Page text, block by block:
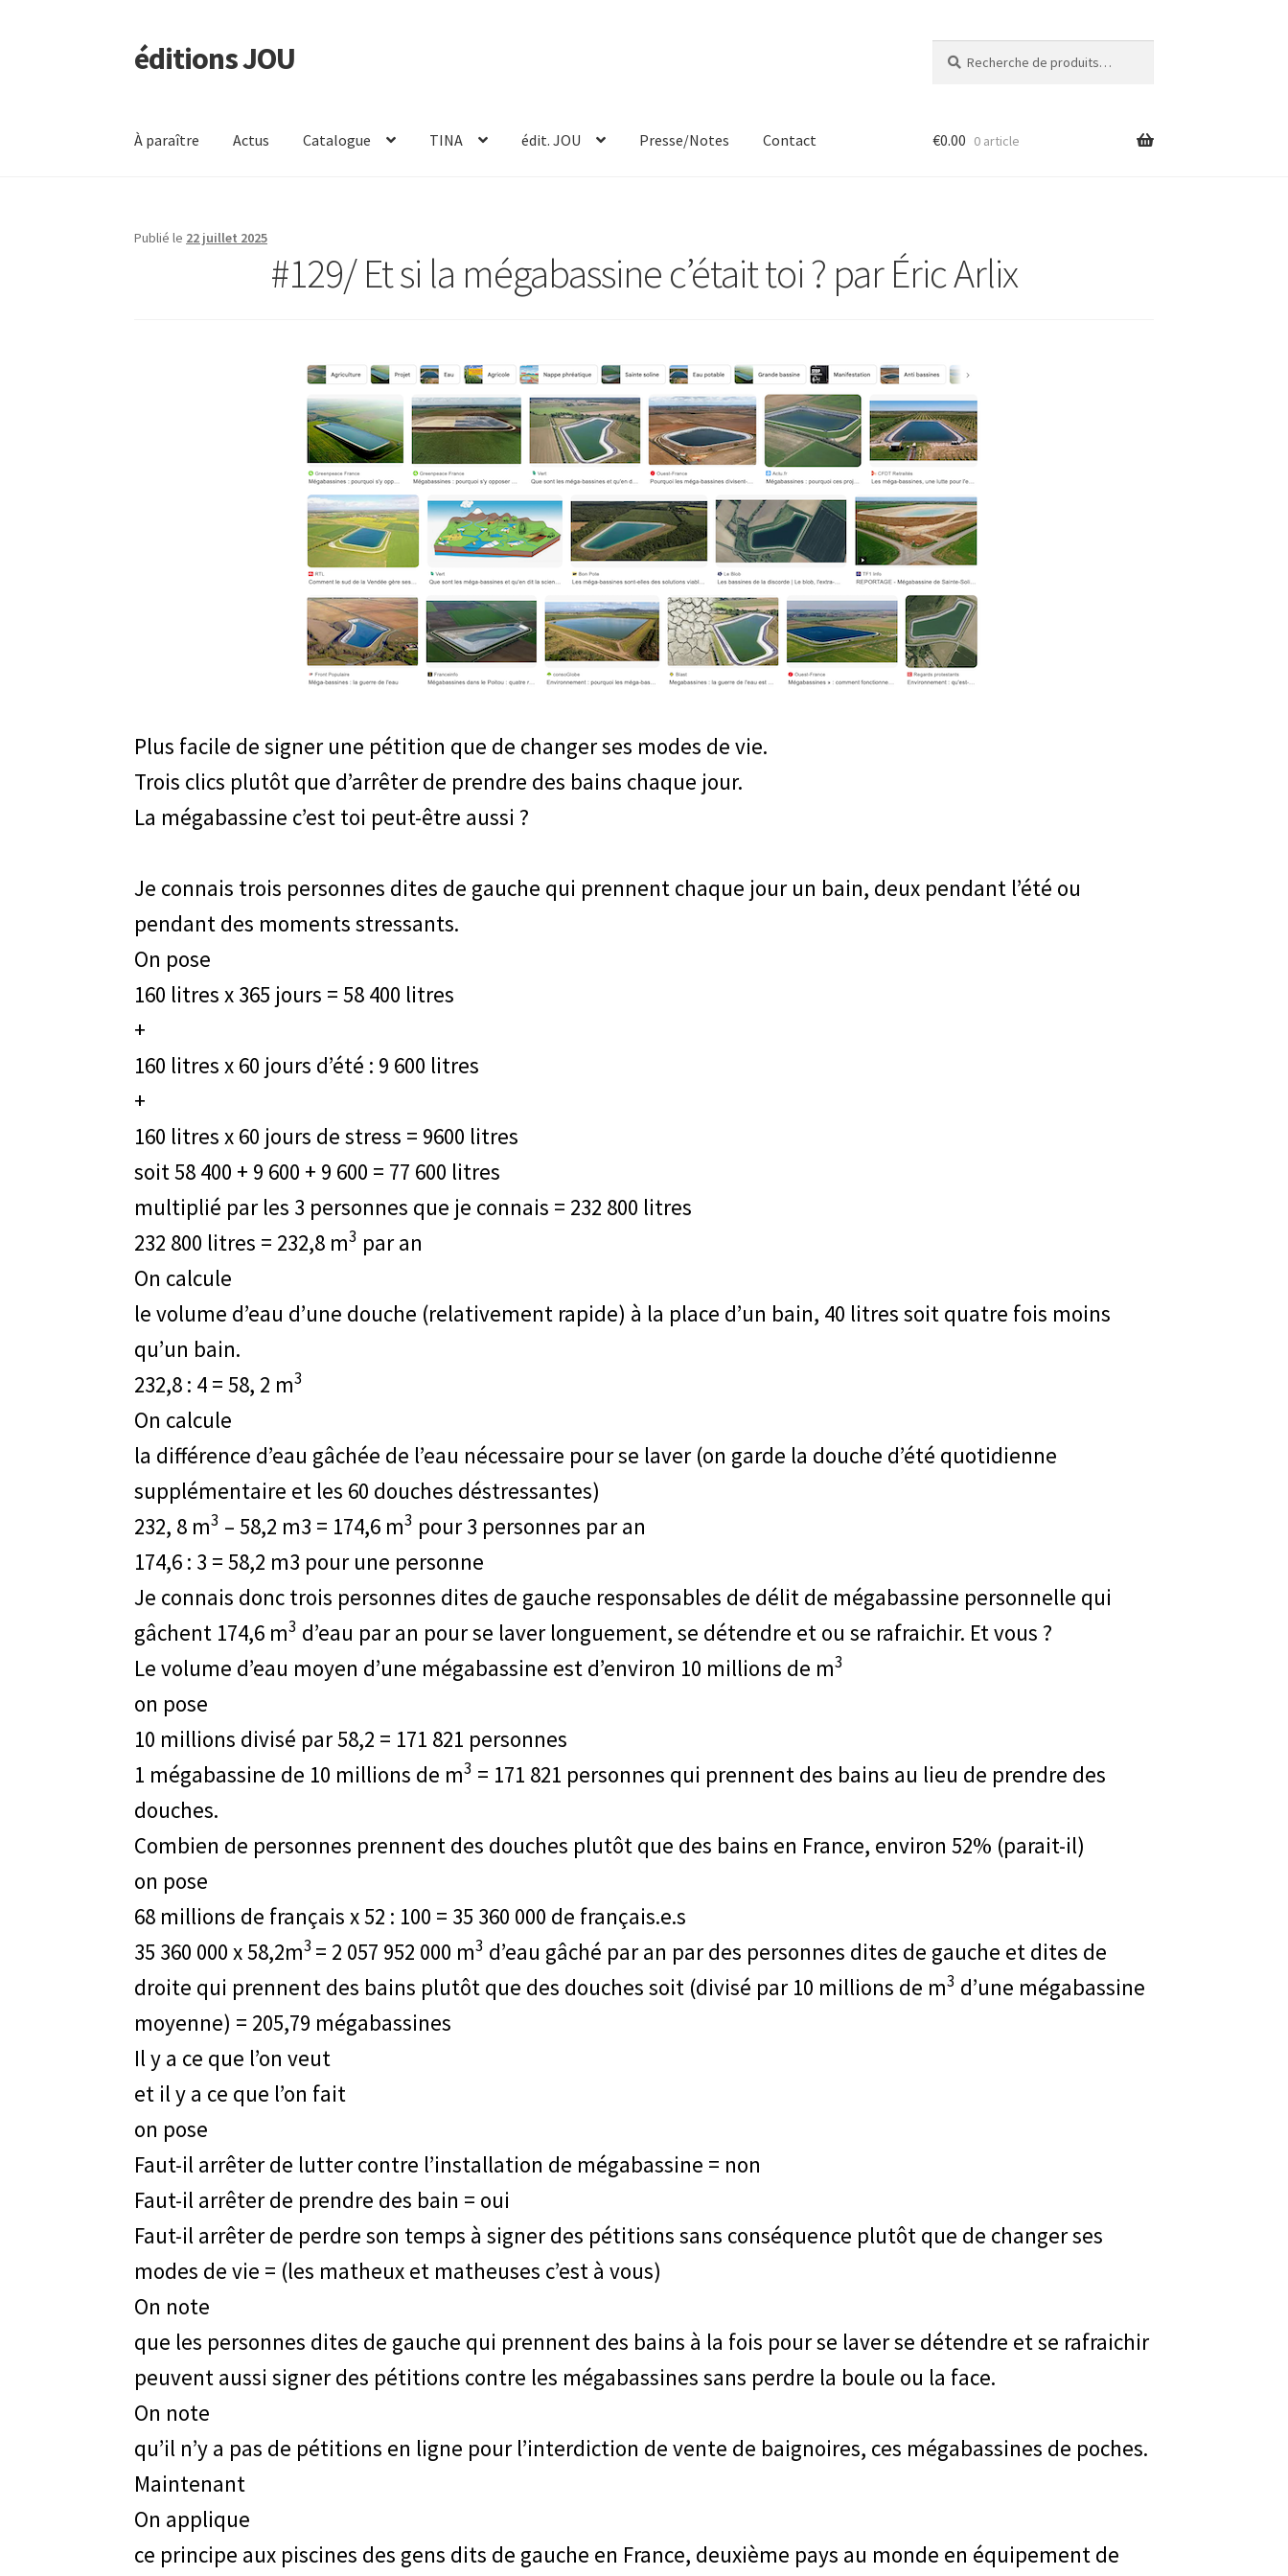
Aller
à
Aller
au
éditions JOU
pour :
À paraître Actus Catalogue TINA édit. JOU Presse/Notes Contact €0.00 0 article
Publié le 22 juillet 2025
#129/ Et si la mégabassine c’était toi ? par Éric Arlix
Plus facile de signer une pétition que de changer ses modes de vie.
Trois clics plutôt que d’arrêter de prendre des bains chaque jour.
La mégabassine c’est toi peut-être aussi ?
Je connais trois personnes dites de gauche qui prennent chaque jour un bain, deux pendant l’été ou
pendant des moments stressants.
On pose
160 litres x 365 jours = 58 400 litres
+
160 litres x 60 jours d’été : 9 600 litres
+
160 litres x 60 jours de stress = 9600 litres
soit 58 400 + 9 600 + 9 600 = 77 600 litres
multiplié par les 3 personnes que je connais = 232 800 litres
232 800 litres = 232,8 m3 par an
On calcule
le volume d’eau d’une douche (relativement rapide) à la place d’un bain, 40 litres soit quatre fois moins
qu’un bain.
232,8 : 4 = 58, 2 m3
On calcule
la différence d’eau gâchée de l’eau nécessaire pour se laver (on garde la douche d’été quotidienne
supplémentaire et les 60 douches déstressantes)
232, 8 m3 – 58,2 m3 = 174,6 m3 pour 3 personnes par an
174,6 : 3 = 58,2 m3 pour une personne
Je connais donc trois personnes dites de gauche responsables de délit de mégabassine personnelle qui
gâchent 174,6 m3 d’eau par an pour se laver longuement, se détendre et ou se rafraichir. Et vous ?
Le volume d’eau moyen d’une mégabassine est d’environ 10 millions de m3
on pose
10 millions divisé par 58,2 = 171 821 personnes
1 mégabassine de 10 millions de m3 = 171 821 personnes qui prennent des bains au lieu de prendre des
douches.
Combien de personnes prennent des douches plutôt que des bains en France, environ 52% (parait-il)
on pose
68 millions de français x 52 : 100 = 35 360 000 de français.e.s
35 360 000 x 58,2m3 = 2 057 952 000 m3 d’eau gâché par an par des personnes dites de gauche et dites de
droite qui prennent des bains plutôt que des douches soit (divisé par 10 millions de m3 d’une mégabassine
moyenne) = 205,79 mégabassines
Il y a ce que l’on veut
et il y a ce que l’on fait
on pose
Faut-il arrêter de lutter contre l’installation de mégabassine = non
Faut-il arrêter de prendre des bain = oui
Faut-il arrêter de perdre son temps à signer des pétitions sans conséquence plutôt que de changer ses
modes de vie = (les matheux et matheuses c’est à vous)
On note
que les personnes dites de gauche qui prennent des bains à la fois pour se laver se détendre et se rafraichir
peuvent aussi signer des pétitions contre les mégabassines sans perdre la boule ou la face.
On note
qu’il n’y a pas de pétitions en ligne pour l’interdiction de vente de baignoires, ces mégabassines de poches.
Maintenant
On applique
ce principe aux piscines des gens dits de gauche en France, deuxième pays au monde en équipement de